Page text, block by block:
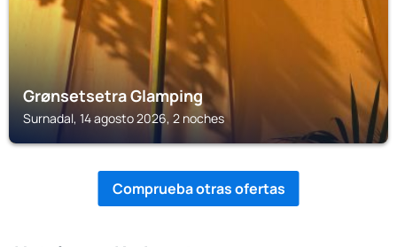
Grønsetsetra Glamping
Surnadal, 14 agosto 2026, 2 noches
Comprueba otras ofertas